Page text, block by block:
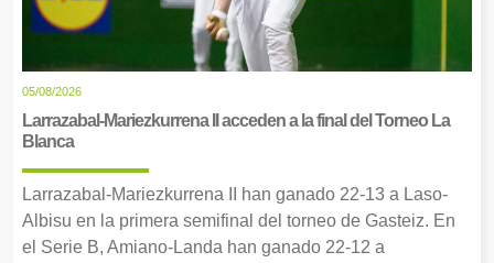
05/08/2026
Larrazabal-Mariezkurrena II acceden a la final del Torneo La
Blanca
Larrazabal-Mariezkurrena II han ganado 22-13 a Laso-
Albisu en la primera semifinal del torneo de Gasteiz. En
el Serie B, Amiano-Landa han ganado 22-12 a